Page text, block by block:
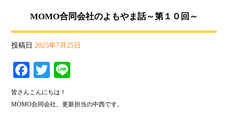
MOMO合同会社のよもやま話～第１０回～
投稿日 2025年7月25日
Fa
ce
bo
T
wi
tte
皆さんこんにちは！
MOMO合同会社、更新担当の中西です。